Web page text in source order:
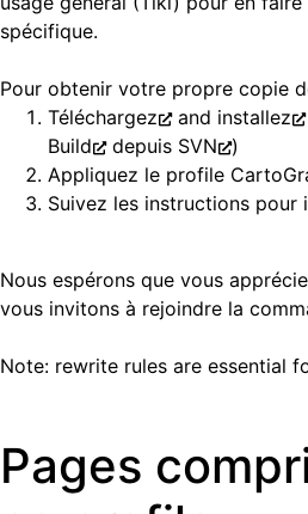
spécifique.
Pour obtenir votre propre copie
Téléchargez
and installez
Build
depuis SVN
)
Appliquez le profile
Suivez les instructions pour
Nous espérons que vous
vous invitons à rejoindre la
Note: rewrite rules are essential
Pages